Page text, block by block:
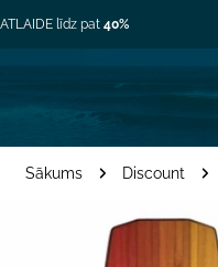
ATLAIDE līdz pat 40%
Sākums Discount